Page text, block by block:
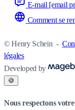
E-mail [email
Comment se
© Henry Schein -
légales
Developed by
🍪
Nous respectons